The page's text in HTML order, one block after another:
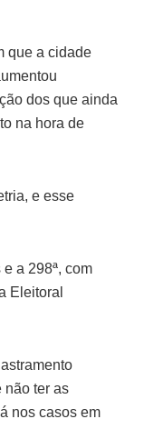
que a cidade
dos que ainda
na hora de
e esse
a 298ª, com
Eleitoral
não ter as
nos casos em